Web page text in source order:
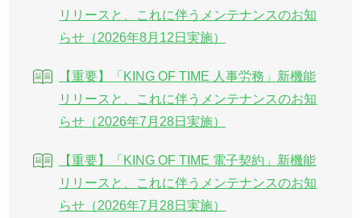
リリースと、これに伴うメンテナンスのお知
らせ（2026年8月12日実施）
【重要】「KING OF TIME 人事労務」新機能
リリースと、これに伴うメンテナンスのお知
らせ（2026年7月28日実施）
【重要】「KING OF TIME 電子契約」新機能
リリースと、これに伴うメンテナンスのお知
らせ（2026年7月28日実施）